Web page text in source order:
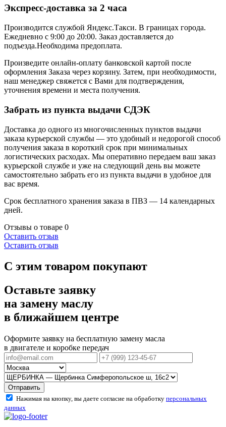
Экспресс-доставка за 2 часa
Производится службой Яндекс.Такси. В границах города.
Ежедневно с 9:00 до 20:00. Заказ доставляется до
подъезда.Необходима предоплата.
Произведите онлайн-оплату банковской картой после
оформления Заказа через корзину. Затем, при необходимости,
наш менеджер свяжется с Вами для подтверждения,
уточнения времени и места получения.
Забрать из пункта выдачи СДЭК
Доставка до одного из многочисленных пунктов выдачи
заказа курьерской службы — это удобный и недорогой способ
получения заказа в короткий срок при минимальных
логистических расходах. Мы оперативно передаем ваш заказ
курьерской службе и уже на следующий день вы можете
самостоятельно забрать его из пункта выдачи в удобное для
вас время.
Срок бесплатного хранения заказа в ПВЗ — 14 календарных
дней.
Отзывы о товаре 0
Оставить отзыв
Оставить отзыв
С этим товаром покупают
Оставьте заявку
на замену маслу
в ближайшем центре
Оформите заявку на бесплатную замену масла
в двигателе и коробке передач
Отправить
Нажимая на кнопку, вы даете согласие на обработку персональных
данных